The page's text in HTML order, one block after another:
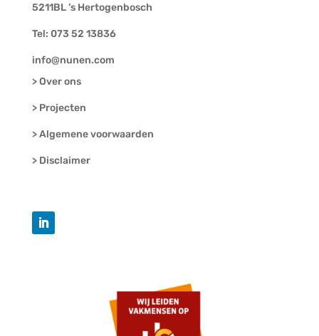
5211BL ’s Hertogenbosch
Tel: 073 52 13836
info@nunen.com
> Over ons
> Projecten
> Algemene voorwaarden
> Disclaimer